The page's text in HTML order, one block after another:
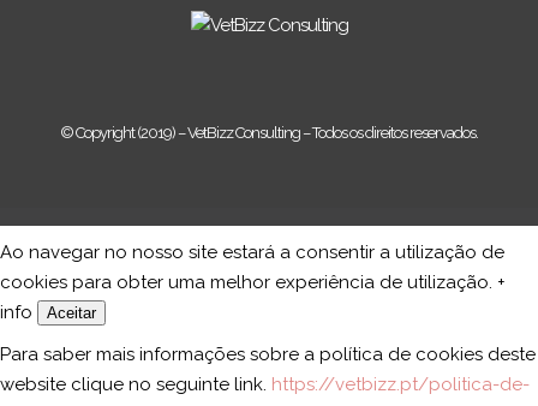
© Copyright (2019) – VetBizz Consulting – Todos os direitos reservados.
Ao navegar no nosso site estará a consentir a utilização de
cookies para obter uma melhor experiência de utilização. +
info
Aceitar
Para saber mais informações sobre a política de cookies deste
website clique no seguinte link. https://vetbizz.pt/politica-de-